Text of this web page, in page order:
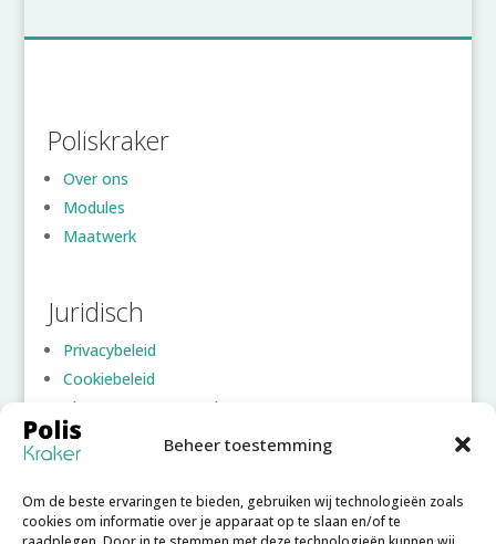
Beheer toestemming
Om de beste ervaringen te bieden, gebruiken wij technologieën zoals
cookies om informatie over je apparaat op te slaan en/of te
Poliskraker
Over ons
Modules
Maatwerk
Juridisch
Privacybeleid
Cookiebeleid
Algemene voorwaarden
Inloggen